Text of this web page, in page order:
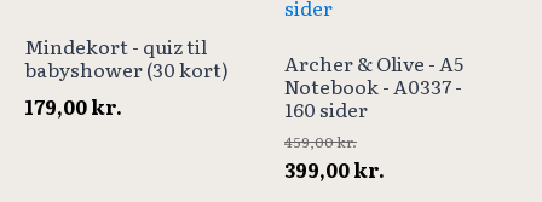
Mindekort - quiz til
babyshower (30 kort)
179,00kr.
Archer & Olive - A5
Notebook - A0337 -
160 sider
459,00kr.
Den
399,00kr.